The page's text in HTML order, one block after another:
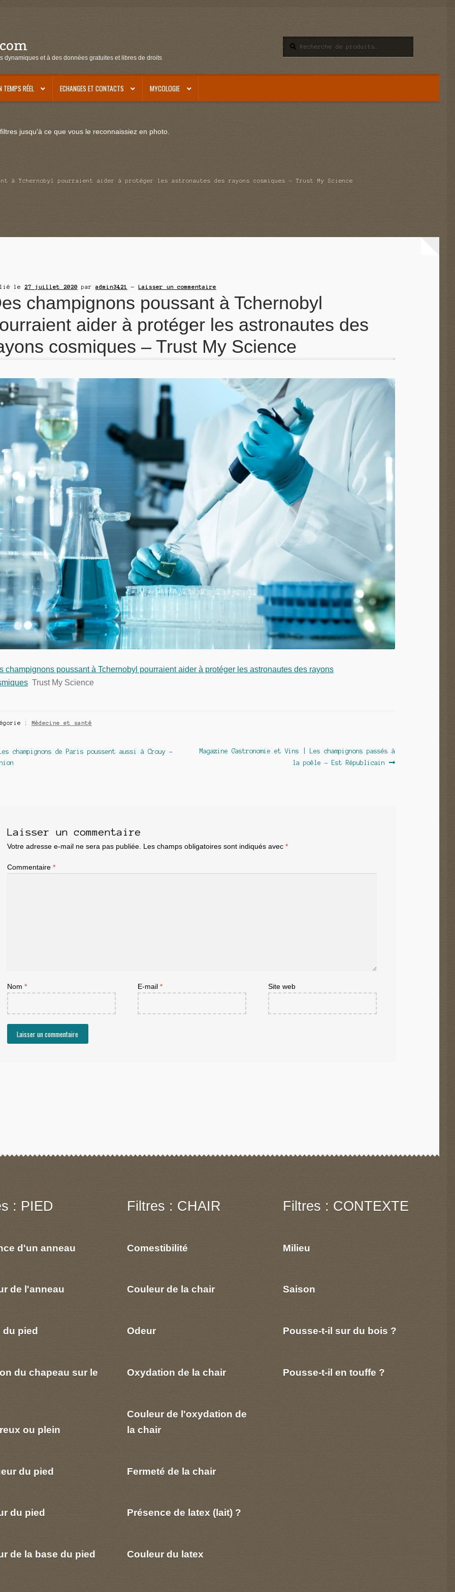
et à des données gratuites et libres de droits
pour :
TEMPS RÉEL ECHANGES ET CONTACTS MYCOLOGIE
jusqu'à ce que vous le reconnaissiez en photo.
à Tchernobyl pourraient aider à protéger les astronautes des rayons cosmiques – Trust My Science
le 27 juillet 2020 paradmin3421 — Laisser un commentaire
champignons poussant à Tchernobyl
aider à protéger les astronautes des
cosmiques – Trust My Science
champignons poussant à Tchernobyl pourraient aider à protéger les astronautes des rayons
Trust My Science
: Médecine et santé
:
Les champignons de Paris poussent aussi à Crouy –
Article
Magazine Gastronomie et Vins | Les champignons passés à
la poêle – Est Républicain
Laisser un commentaire
Votre adresse e-mail ne sera pas publiée. Les champs obligatoires sont indiqués avec *
Commentaire *
Nom * E-mail * Site web
: PIED
d'un anneau
de l'anneau
du pied
du chapeau sur le
ou plein
du pied
du pied
de la base du pied
Filtres : CHAIR
Comestibilité
Couleur de la chair
Odeur
Oxydation de la chair
Couleur de l'oxydation de
la chair
Fermeté de la chair
Présence de latex (lait) ?
Couleur du latex
Filtres : CONTEXTE
Milieu
Saison
Pousse-t-il sur du bois ?
Pousse-t-il en touffe ?